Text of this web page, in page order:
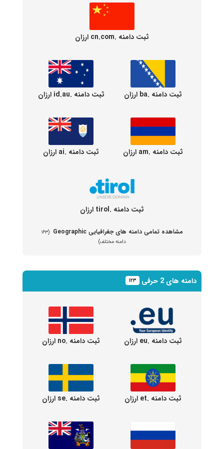
ثبت دامنه .cn.com ارزان
ثبت دامنه .ba ارزان ثبت دامنه .id.au ارزان
ثبت دامنه .am ارزان ثبت دامنه .ai ارزان
ثبت دامنه .tirol ارزان
مشاهده تمامی دامنه های جغرافیایی Geographic
(۱۶۳
دامنه مختلف)
دامنه های 2 حرفی ۱۲۳
ثبت دامنه .eu ارزان ثبت دامنه .no ارزان
ثبت دامنه .et ارزان ثبت دامنه .se ارزان